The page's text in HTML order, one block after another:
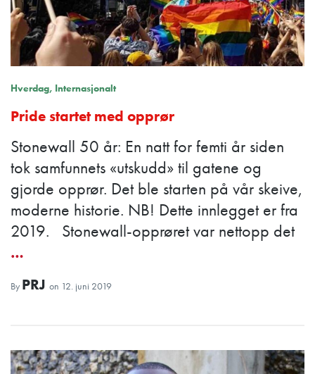
Hverdag Internasjonalt
Pride startet med opprør
Stonewall 50 år: En natt for femti år siden
tok samfunnets «utskudd» til gatene og
gjorde opprør. Det ble starten på vår skeive,
moderne historie. NB! Dette innlegget er fra
2019. Stonewall-opprøret var nettopp det
…
By PRJ on 12. juni 2019